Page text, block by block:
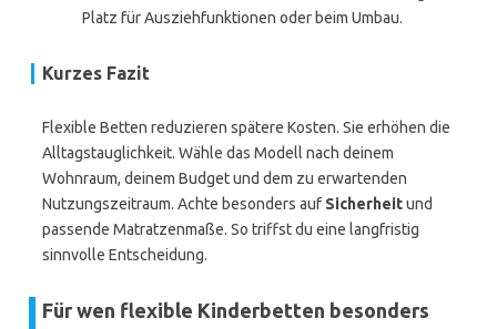
Platz für Ausziehfunktionen oder beim Umbau.
Kurzes Fazit
Flexible Betten reduzieren spätere Kosten. Sie erhöhen die
Alltagstauglichkeit. Wähle das Modell nach deinem
Wohnraum, deinem Budget und dem zu erwartenden
Nutzungszeitraum. Achte besonders auf Sicherheitund
passende Matratzenmaße. So triffst du eine langfristig
sinnvolle Entscheidung.
Für wen flexible Kinderbetten besonders